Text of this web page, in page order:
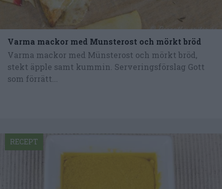
Varma mackor med Munsterost och mörkt bröd
Varma mackor med Münsterost och mörkt bröd,
stekt äpple samt kummin. Serveringsförslag Gott
som förrätt...
RECEPT